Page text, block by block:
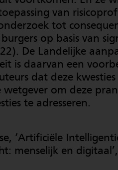
van
tot
op basis van
De Landelijke
is daarvan een
dat deze
wetgever om deze
te adresseren.
‘Artificiële
menselijk en